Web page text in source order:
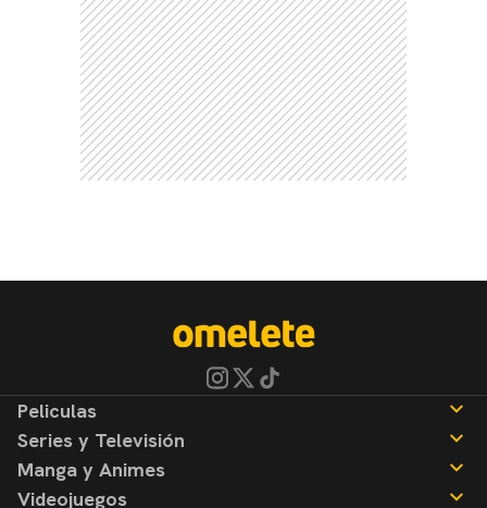
Peliculas
Noticias
Reseñas
Series y Televisión
Noticias
Manga y Animes
Videojuegos